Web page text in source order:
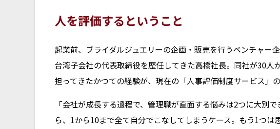
人を評価するということ
起業前、ブライダルジュエリーの企画・販売を行うベンチャー
台湾子会社の代表取締役を歴任してきた高橋社長。同社が30人
担ってきたかつての経験が、現在の「人事評価制度サービス」
「会社が成長する過程で、管理職が直面する悩みは2つに大別
ら、1から10まで全て自分でこなしてしまうケース。もう1つ